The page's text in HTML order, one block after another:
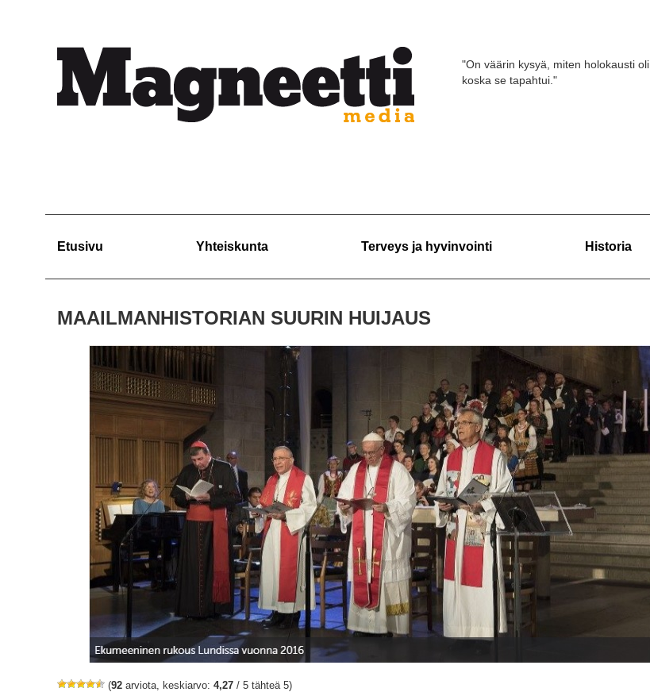
"On väärin kysyä, miten holokausti
koska se tapahtui."
Etusivu Yhteiskunta Terveys ja hyvinvointi Historia
MAAILMANHISTORIAN SUURIN HUIJAUS
(92 arviota, keskiarvo: 4,27 / 5 tähteä 5)